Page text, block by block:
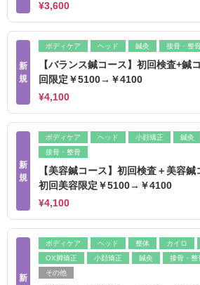
¥3,600
新
規
ボディケア ヘッド 鍼灸 接骨・整
【バランス鍼コース】初回検査+
回限定￥5100→￥4100
¥4,100
新
規
ボディケア ヘッド 小顔矯正
鍼灸
接骨・整骨
【美容鍼コース】初回検査＋美容
初回美容限定￥5100→￥4100
¥4,100
新
ボディケア ヘッド 整体 カイロ
OX脚矯正
小顔矯正 鍼灸
接骨・整
その他